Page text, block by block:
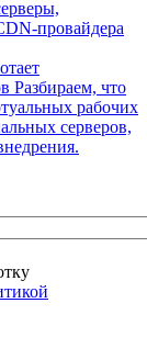
провайдера
Разбираем, что
рабочих
серверов,